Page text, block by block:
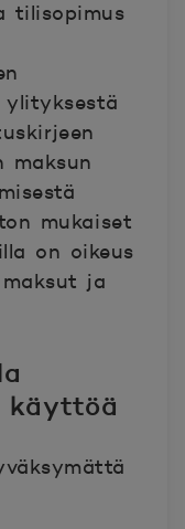
tilisopimus
ylityksestä
maksun
mukaiset
on oikeus
ja
käyttöä